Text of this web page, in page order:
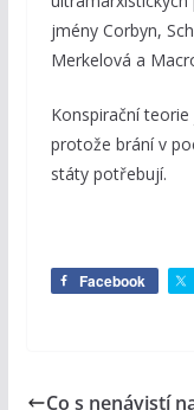
jmény Corbyn,
Merkelová a
Konspirační
protože brání v
státy potřebují.
Facebook
Co s nenávistí